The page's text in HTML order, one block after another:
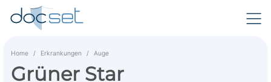
Home Erkrankungen Auge
Grüner Star